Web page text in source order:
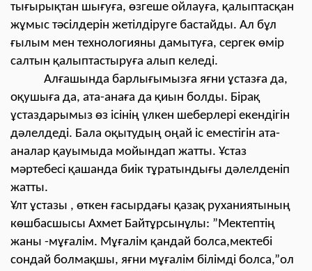
тығырықтан шығуға, өзгеше ойлауға, қалыптасқан
жұмыс тәсілдерін жетілдіруге бастайды. Ал бұл
ғылым мен технологияны дамытуға, сергек өмір
салтын қалыптастыруға алып келеді.
Алғашында барлығымызға яғни ұстазға да,
оқушыға да, ата-анаға да қиын болды. Бірақ
ұстаздарымыз өз ісінің үлкен шеберлері екендігін
дəлелдеді. Бала оқытудың оңай іс еместігін ата-
аналар қауымыда мойындап жатты. Ұстаз
мəртебесі қашанда биік тұратындығы дəлелденіп
жатты.
Ұлт ұстазы , өткен ғасырдағы қазақ руханиятының
көшбасшысы Ахмет Байтұрсынұлы: ”Мектептің
жаны -мұғалім. Мұғалім қандай болса,мектебі
сондай болмақшы, яғни мұғалім білімді болса,”ол